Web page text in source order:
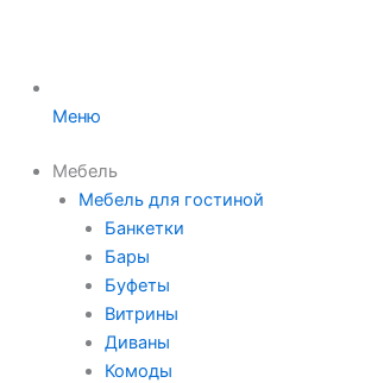
Меню
Мебель
Мебель для гостиной
Банкетки
Бары
Буфеты
Витрины
Диваны
Комоды